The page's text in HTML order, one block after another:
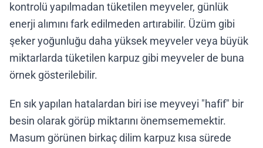
kontrolü yapılmadan tüketilen meyveler, günlük
enerji alımını fark edilmeden artırabilir. Üzüm gibi
şeker yoğunluğu daha yüksek meyveler veya büyük
miktarlarda tüketilen karpuz gibi meyveler de buna
örnek gösterilebilir.
En sık yapılan hatalardan biri ise meyveyi "hafif" bir
besin olarak görüp miktarını önemsememektir.
Masum görünen birkaç dilim karpuz kısa sürede